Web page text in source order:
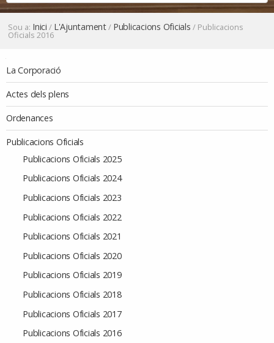
Sou a: Inici / L'Ajuntament/ Publicacions Oficials / Publicacions
Oficials 2016
La Corporació
Actes dels plens
Ordenances
Publicacions Oficials
Publicacions Oficials 2025
Publicacions Oficials 2024
Publicacions Oficials 2023
Publicacions Oficials 2022
Publicacions Oficials 2021
Publicacions Oficials 2020
Publicacions Oficials 2019
Publicacions Oficials 2018
Publicacions Oficials 2017
Publicacions Oficials 2016